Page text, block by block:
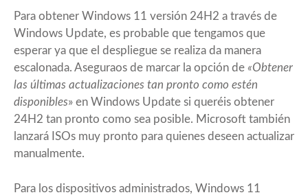
Para obtener Windows 11 versión 24H2 a través de
Windows Update, es probable que tengamos que
esperar ya que el despliegue se realiza da manera
escalonada. Aseguraos de marcar la opción de «Obtener
las últimas actualizaciones tan pronto como estén
disponibles» en Windows Update si queréis obtener
24H2 tan pronto como sea posible. Microsoft también
lanzará ISOs muy pronto para quienes deseen actualizar
manualmente.
Para los dispositivos administrados, Windows 11